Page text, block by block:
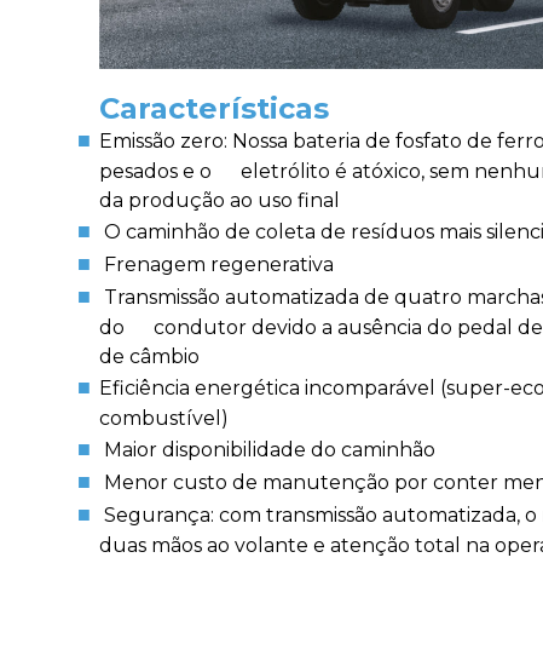
Características
Emissão zero: Nossa bateria de fosfato de
pesados e o eletrólito é atóxico, sem
da produção ao uso final
O caminhão de coleta de resíduos mais
Frenagem regenerativa
Transmissão automatizada de quatro
do condutor devido a ausência do pedal de
de câmbio
Eficiência energética incomparável (super-
combustível)
Maior disponibilidade do caminhão
Menor custo de manutenção por conter
Segurança: com transmissão automatizada,
duas mãos ao volante e atenção total na